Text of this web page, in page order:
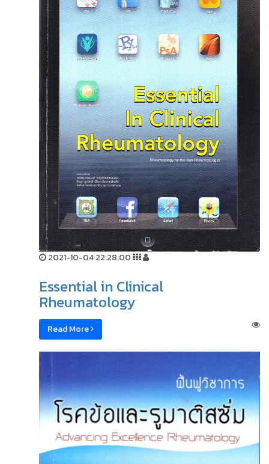
2021-10-04 22:28:00
Essential in Clinical
Rheumatology
Read More